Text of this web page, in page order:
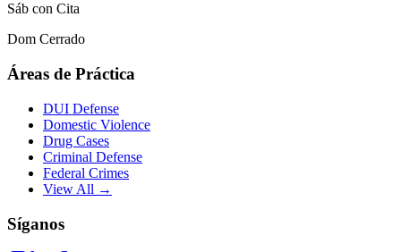
Sáb con Cita
Dom Cerrado
Áreas de Práctica
DUI Defense
Domestic Violence
Drug Cases
Criminal Defense
Federal Crimes
View All →
Síganos